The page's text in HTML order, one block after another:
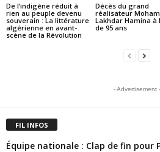
De l’indigène réduit à
rien au peuple devenu
souverain : La littérature
algérienne en avant-
scène de la Révolution
Décès du grand
réalisateur
Lakhdar Hamina à
de 95 ans
- Advertisement -
FIL INFOS
Équipe nationale : Clap de fin pour